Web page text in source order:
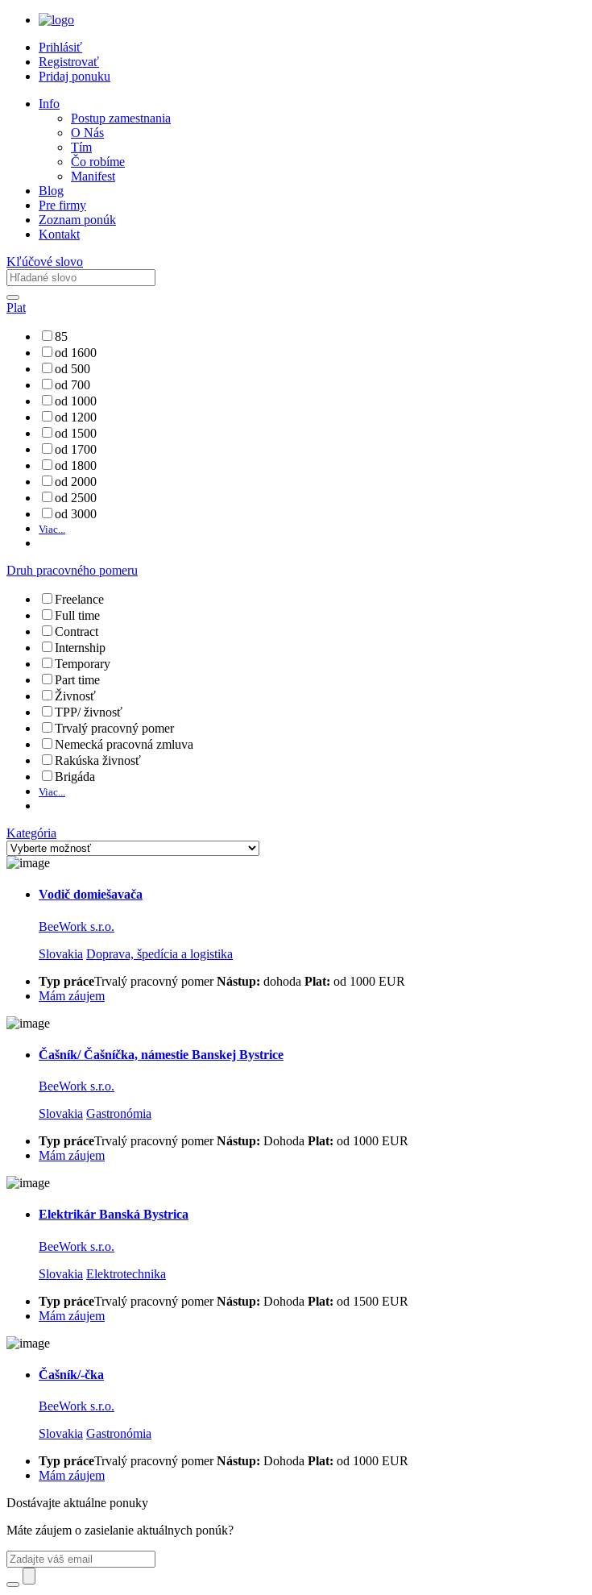
Prihlásiť
Registrovať
Pridaj ponuku
Info
Postup zamestnania
O Nás
Tím
Čo robíme
Manifest
Blog
Pre firmy
Zoznam ponúk
Kontakt
Kľúčové slovo
Plat
85
od 1600
od 500
od 700
od 1000
od 1200
od 1500
od 1700
od 1800
od 2000
od 2500
od 3000
Viac...
Druh pracovného pomeru
Freelance
Full time
Contract
Internship
Temporary
Part time
Živnosť
TPP/ živnosť
Trvalý pracovný pomer
Nemecká pracovná zmluva
Rakúska živnosť
Brigáda
Viac...
Kategória
Vodič domiešavača
BeeWork s.r.o.
Slovakia Doprava, špedícia a logistika
Typ práceTrvalý pracovný pomer Nástup: dohoda Plat: od 1000 EUR
Mám záujem
Čašník/ Čašníčka, námestie Banskej Bystrice
BeeWork s.r.o.
Slovakia Gastronómia
Typ práceTrvalý pracovný pomer Nástup: Dohoda Plat: od 1000 EUR
Mám záujem
Elektrikár Banská Bystrica
BeeWork s.r.o.
Slovakia Elektrotechnika
Typ práceTrvalý pracovný pomer Nástup: Dohoda Plat: od 1500 EUR
Mám záujem
Čašník/-čka
BeeWork s.r.o.
Slovakia Gastronómia
Typ práceTrvalý pracovný pomer Nástup: Dohoda Plat: od 1000 EUR
Mám záujem
Dostávajte aktuálne ponuky
Máte záujem o zasielanie aktuálnych ponúk?